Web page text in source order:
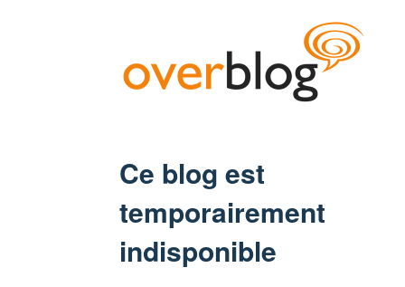
Ce blog est
temporairement
indisponible